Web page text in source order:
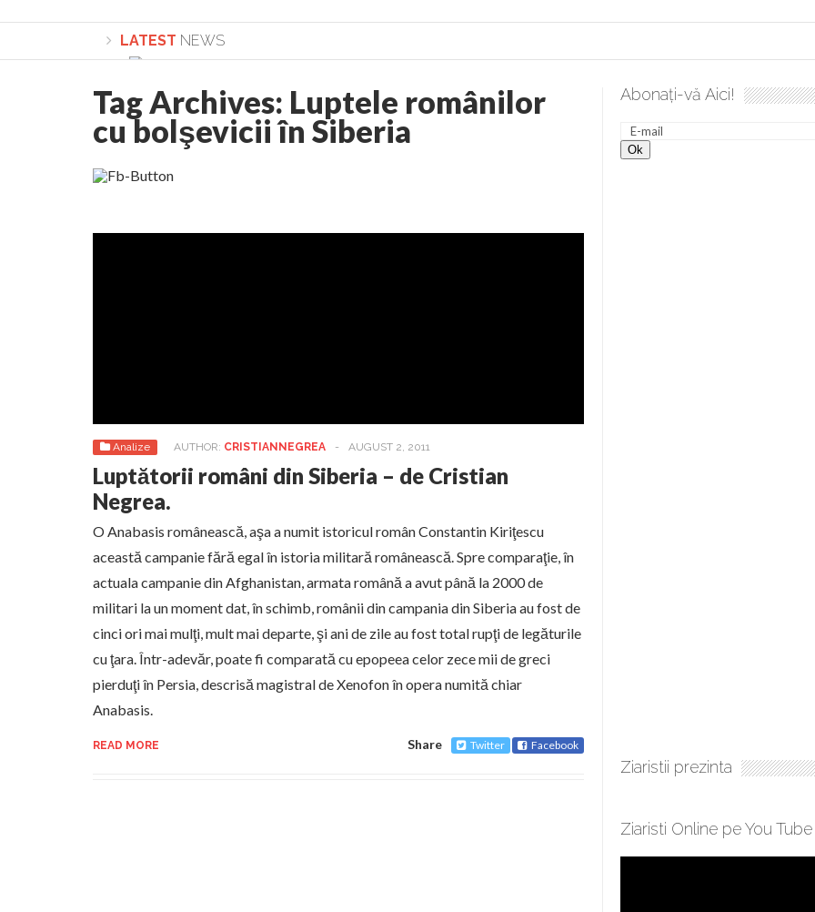
LATEST NEWS
Lepădarea de sine și urmarea lui Hristos. Calea spre desăvârșire. Gând de duminică de Elena Solunca Moise
Academia Române revine în cazul pericolele generate de tehnologia 5G și cere Dezbatere Națională
La Mulți Ani, Eugen Mihăescu!
Tag Archives: Luptele românilor
cu bolşevicii în Siberia
Analize AUTHOR: CRISTIANNEGREA - AUGUST 2, 2011
Luptătorii români din Siberia – de Cristian
Negrea.
O Anabasis românească, aşa a numit istoricul român Constantin Kiriţescu
această campanie fără egal în istoria militară românească. Spre comparaţie, în
actuala campanie din Afghanistan, armata română a avut până la 2000 de
militari la un moment dat, în schimb, românii din campania din Siberia au fost de
cinci ori mai mulţi, mult mai departe, şi ani de zile au fost total rupţi de legăturile
cu ţara. Într-adevăr, poate fi comparată cu epopeea celor zece mii de greci
pierduţi în Persia, descrisă magistral de Xenofon în opera numită chiar
Anabasis.
READ MORE Share Twitter Facebook
Abonați-vă Aici!
Ziaristii prezinta
Ziaristi Online pe You Tube